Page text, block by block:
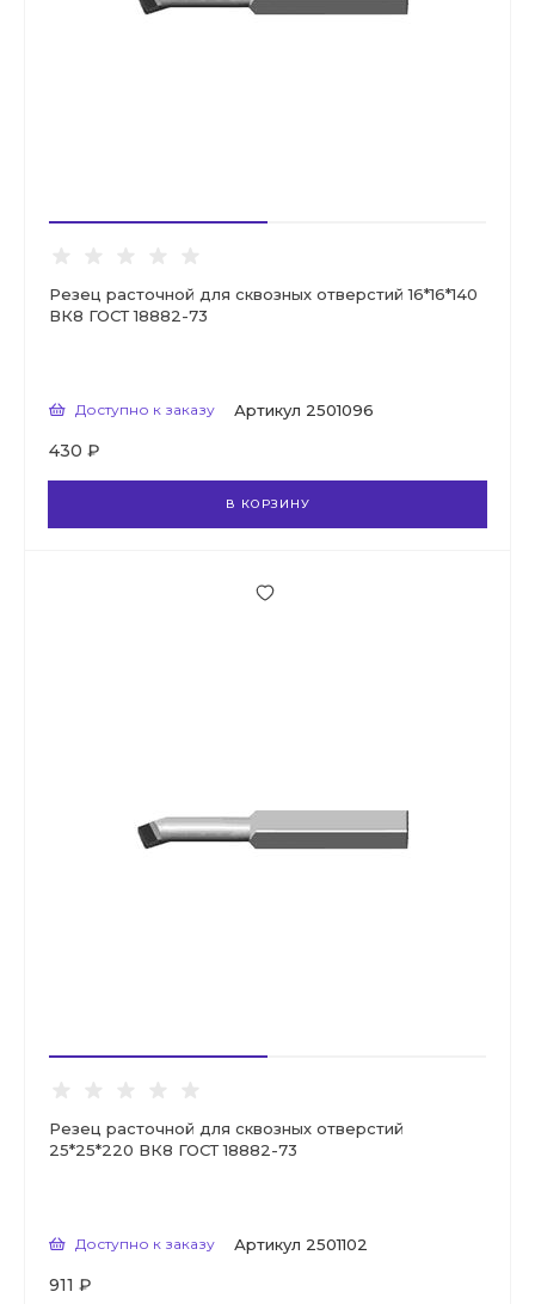
Резец расточной для сквозных отверстий 16*16*140
ВК8 ГОСТ 18882-73
Доступно к заказу Артикул 2501096
430 ₽
В КОРЗИНУ
Резец расточной для сквозных отверстий
25*25*220 ВК8 ГОСТ 18882-73
Доступно к заказу Артикул 2501102
911 ₽